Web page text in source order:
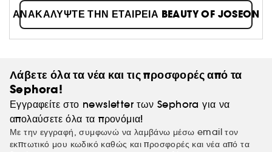
κορεατική ιατρική με βάση τα βότανα) με αποτελεσματικά
και μοντέρνα συστατικά για να δημιουργήσει προϊόντα
που ενισχύουν την επιδερμίδα, κάνοντάς την πιο υγιή και
λαμπερή.
ΑΝΑΚΑΛΥΨΤΕ ΤΗΝ ΕΤΑΙΡΕΙΑ BEAUTY OF JOSEON
Λάβετε όλα τα νέα και τις προσφορές από τα
Sephora!
Εγγραφείτε στο newsletter των Sephora για να
απολαύσετε όλα τα προνόμια!
Με την εγγραφή, συμφωνώ να λαμβάνω μέσω email τον
εκπτωτικό μου κωδικό καθώς και προσφορές και νέα από τα